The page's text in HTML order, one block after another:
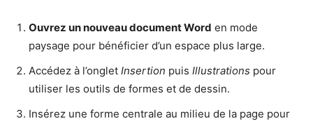
Ouvrez un nouveau document Word en mode
paysage pour bénéficier d’un espace plus large.
Accédez à l’onglet Insertion puis Illustrations pour
utiliser les outils de formes et de dessin.
Insérez une forme centrale au milieu de la page pour